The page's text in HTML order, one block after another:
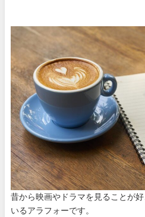
昔から映画やドラマを見ることが
いるアラフォーです。